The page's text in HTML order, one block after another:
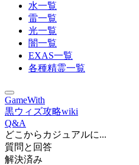
水一覧
雷一覧
光一覧
闇一覧
EXAS一覧
各種精霊一覧
GameWith
黒ウィズ攻略wiki
Q&A
どこからカジュアルに...
質問と回答
解決済み